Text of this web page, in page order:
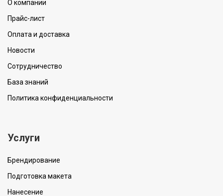
О компании
Прайс-лист
Оплата и доставка
Новости
Сотрудничество
База знаний
Политика конфиденциальности
Услуги
Брендирование
Подготовка макета
Нанесение